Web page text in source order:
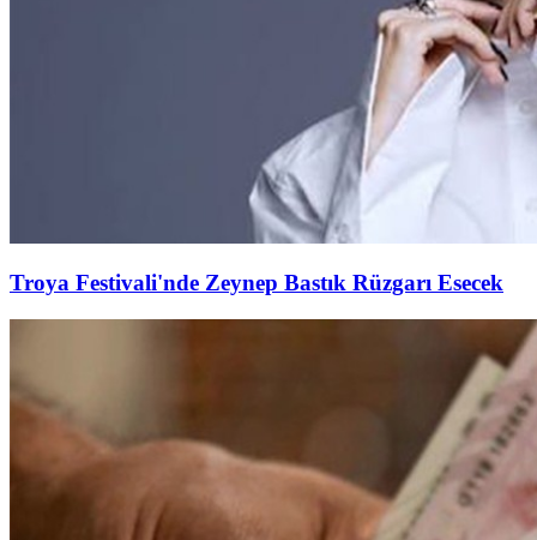
Troya Festivali'nde Zeynep Bastık Rüzgarı Esecek